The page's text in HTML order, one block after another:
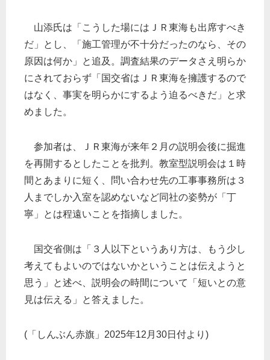
山添氏は「こうした場にはＪＲ東海も出席すべき
だ」とし、「施工管理が不十分だったのなら、その
原因は何か」と追及。調査結果のデータさえ明らか
にされておらず「国交省はＪＲ東海を擁護するので
はなく、事実を明らかにするよう迫るべきだ」と求
めました。
参加者は、ＪＲ東海が来年２月の説明会後に掘進
を再開するとしたことを批判。教室型説明会は１時
間とあまりに短く、問い合わせ先の工事事務所は３
人までしか入室を認めないなど同社の姿勢が「丁
寧」とは程遠いことを指摘しました。
国交省側は「３人以下というあり方は、もう少し
考えてもよいのではないかということは伝えようと
思う」と述べ、説明会の時間について「短いとの意
見は伝える」と答えました。
(「しんぶん赤旗」2025年12月30日付より)